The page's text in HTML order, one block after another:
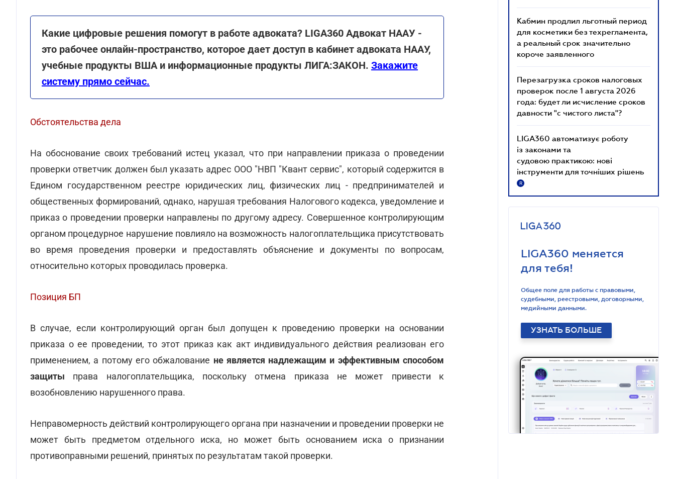
Какие цифровые решения помогут в работе адвоката? LIGA360 Адвокат НААУ -
это рабочее онлайн-пространство, которое дает доступ в кабинет адвоката НААУ,
учебные продукты ВША и информационные продукты ЛИГА:ЗАКОН. Закажите
систему прямо сейчас.
Обстоятельства дела
На обоснование своих требований истец указал, что при направлении приказа о проведении
проверки ответчик должен был указать адрес ООО "НВП "Квант сервис", который содержится в
Едином государственном реестре юридических лиц, физических лиц - предпринимателей и
общественных формирований, однако, нарушая требования Налогового кодекса, уведомление и
приказ о проведении проверки направлены по другому адресу. Совершенное контролирующим
органом процедурное нарушение повлияло на возможность налогоплательщика присутствовать
во время проведения проверки и предоставлять объяснение и документы по вопросам,
относительно которых проводилась проверка.
Позиция БП
В случае, если контролирующий орган был допущен к проведению проверки на основании
приказа о ее проведении, то этот приказ как акт индивидуального действия реализован его
применением, а потому его обжалование не является надлежащим и эффективным способом
защиты права налогоплательщика, поскольку отмена приказа не может привести к
возобновлению нарушенного права.
Неправомерность действий контролирующего органа при назначении и проведении проверки не
может быть предметом отдельного иска, но может быть основанием иска о признании
противоправными решений, принятых по результатам такой проверки.
Кабмин продлил льготный период
для косметики без техрегламента,
а реальный срок значительно
короче заявленного
Перезагрузка сроков налоговых
проверок после 1 августа 2026
года: будет ли исчисление сроков
давности "с чистого листа"?
LIGA360 автоматизує роботу
із законами та
судовою практикою: нові
інструменти для точніших рішень
R
LIGA360 меняется
для тебя!
Общее поле для работы с правовыми,
судебными, реестровыми, договорными,
медийными данными.
УЗНАТЬ БОЛЬШЕ